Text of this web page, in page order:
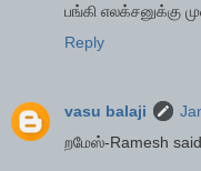
பங்கி எலக்சனுக்கு
Reply
vasu balaji
றமேஸ்-Ramesh